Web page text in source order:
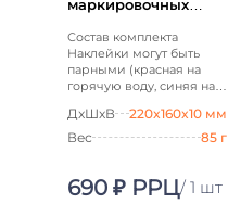
маркировочных
«Водоснабжение»
Состав комплекта
Наклейки могут быть
парными (красная на
горячую воду, синяя на
Прямоугольные (30×55
мм): Ванна — 2 пары Душ
душ — 2 пары Биде — 1
пара Унитаз — 3 штуки
ДxШxВ
220x160x10 мм
Вес
85 г
690 ₽ РРЦ/ 1 шт